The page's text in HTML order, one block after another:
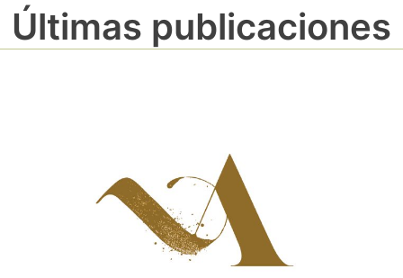
Últimas publicaciones